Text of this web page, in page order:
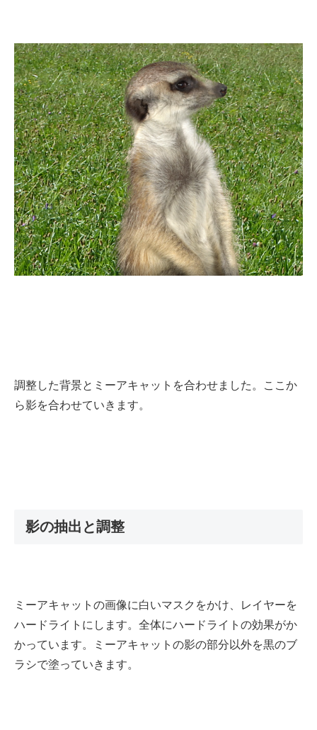
調整した背景とミーアキャットを合わせました。ここか
ら影を合わせていきます。
影の抽出と調整
ミーアキャットの画像に白いマスクをかけ、レイヤーを
ハードライトにします。全体にハードライトの効果がか
かっています。ミーアキャットの影の部分以外を黒のブ
ラシで塗っていきます。